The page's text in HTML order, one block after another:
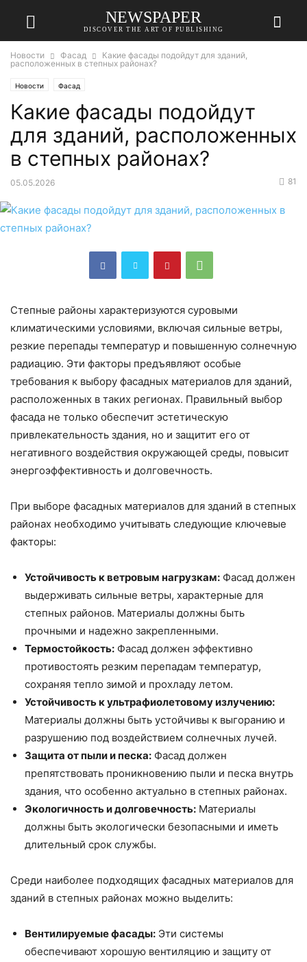
NEWSPAPER
DISCOVER THE ART OF PUBLISHING
Новости Фасад
Какие фасады подойдут для зданий,
расположенных в степных районах?
Новости Фасад
Какие фасады подойдут
для зданий, расположенных
в степных районах?
05.05.2026 81
Степные районы характеризуются суровыми
климатическими условиями, включая сильные ветры,
резкие перепады температур и повышенную солнечную
радиацию. Эти факторы предъявляют особые
требования к выбору фасадных материалов для зданий,
расположенных в таких регионах. Правильный выбор
фасада не только обеспечит эстетическую
привлекательность здания, но и защитит его от
негативного воздействия окружающей среды, повысит
энергоэффективность и долговечность.
При выборе фасадных материалов для зданий в степных
районах необходимо учитывать следующие ключевые
факторы:
Устойчивость к ветровым нагрузкам: Фасад должен
выдерживать сильные ветры, характерные для
степных районов. Материалы должны быть
прочными и надежно закрепленными.
Термостойкость: Фасад должен эффективно
противостоять резким перепадам температур,
сохраняя тепло зимой и прохладу летом.
Устойчивость к ультрафиолетовому излучению:
Материалы должны быть устойчивы к выгоранию и
разрушению под воздействием солнечных лучей.
Защита от пыли и песка: Фасад должен
препятствовать проникновению пыли и песка внутрь
здания, что особенно актуально в степных районах.
Экологичность и долговечность: Материалы
должны быть экологически безопасными и иметь
длительный срок службы.
Среди наиболее подходящих фасадных материалов для
зданий в степных районах можно выделить:
Вентилируемые фасады: Эти системы
обеспечивают хорошую вентиляцию и защиту от